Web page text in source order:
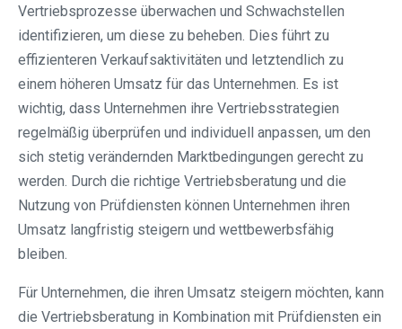
Vertriebsprozesse überwachen und Schwachstellen
identifizieren, um diese zu beheben. Dies führt zu
effizienteren Verkaufsaktivitäten und letztendlich zu
einem höheren Umsatz für das Unternehmen. Es ist
wichtig, dass Unternehmen ihre Vertriebsstrategien
regelmäßig überprüfen und individuell anpassen, um den
sich stetig verändernden Marktbedingungen gerecht zu
werden. Durch die richtige Vertriebsberatung und die
Nutzung von Prüfdiensten können Unternehmen ihren
Umsatz langfristig steigern und wettbewerbsfähig
bleiben.
Für Unternehmen, die ihren Umsatz steigern möchten, kann
die Vertriebsberatung in Kombination mit Prüfdiensten ein